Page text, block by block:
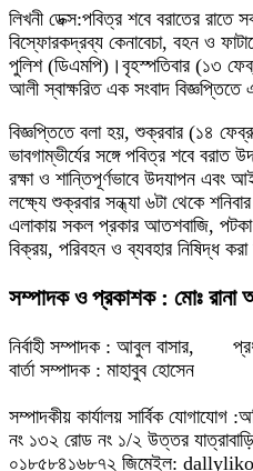
লিখনী ডেক্স:পবিত্র শবে বরাতের
বিস্ফোরকদ্রব্য কেনাবেচা, বহন ও
পুলিশ (ডিএমপি)।বৃহস্পতিবার (১৩
আলী স্বাক্ষরিত এক সংবাদ
বিজ্ঞপ্তিতে বলা হয়, শুক্রবার (১৪
ভাবগাম্ভীর্যের সঙ্গে পবিত্র শবে বরাত
রক্ষা ও শান্তিপূর্ণভাবে উদযাপন এবং
লক্ষ্যে শুক্রবার সন্ধ্যা ৬টা থেকে
এলাকায় সকল প্রকার আতশবাজি,
বিক্রয়, পরিবহন ও ব্যবহার নিষিদ্ধ
সম্পাদক ও প্রকাশক : মোঃ রানা
নির্বাহী সম্পাদক : আবুল বাসার,
বার্তা সম্পাদক : মাহাবুব হোসেন
সম্পাদকীয় কার্যালয় সার্বিক যোগাযোগ
নং ১৩২ রোড নং ১/২ উত্তর
০১৮৫৮৪১৬৮৭২ জিমেইল: